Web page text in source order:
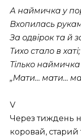
А наймичка у
Вхопилась
За одвірок та й
Тихо стало в хаті;
Тілько
„Мати… мати…
V
Через тиждень
коровай,